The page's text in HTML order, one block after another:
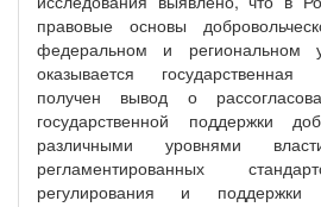
правовые основы
федеральном и региональном
оказывается
получен вывод о
государственной поддержки
различными уровнями
регламентированных
регулирования и поддержки